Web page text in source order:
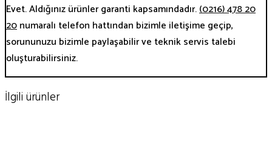
Evet. Aldığınız ürünler garanti kapsamındadır.(0216) 478 20
20numaralı telefon hattından bizimle iletişime geçip,
sorununuzu bizimle paylaşabilir ve teknik servis talebi
oluşturabilirsiniz.
İlgili ürünler